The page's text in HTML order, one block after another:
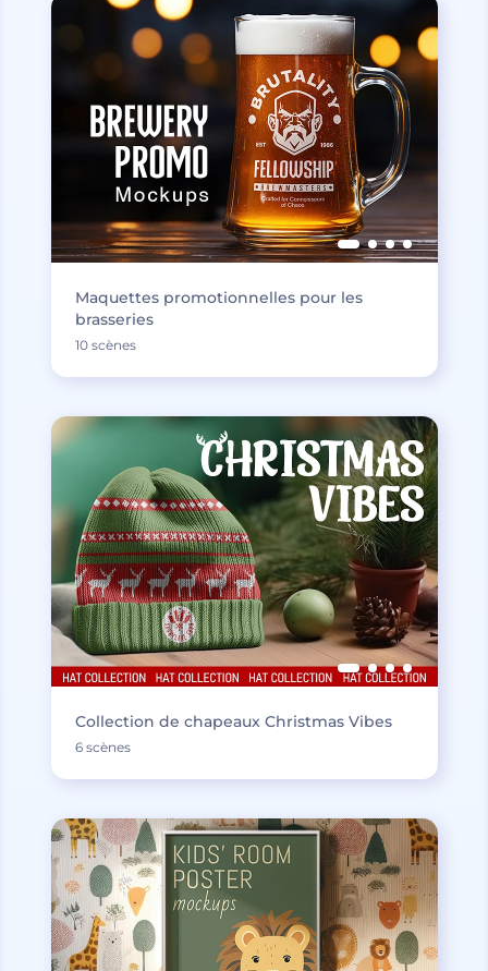
Maquettes promotionnelles pour les
brasseries
10 scènes
Collection de chapeaux Christmas Vibes
6 scènes